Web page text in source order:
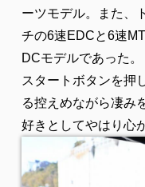
ーツモデル。また、
チの6速EDCと6速
DCモデルであった。
スタートボタンを押
る控えめながら凄み
好きとしてやはり心